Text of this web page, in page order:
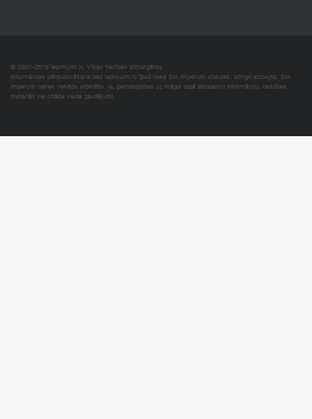
© 2007–2018 Iepirkumi.lv. Visas tiesības aizsargātas.
Informācijas pārpublicēšana bez iepirkumi.lv īpašnieka SIA Imperum atļaujas, stingri aizliegta. SIA
Imperum nenes nekādu atbildību, ja, pamatojoties uz mājas lapā atrodamo informāciju, radušies
materiāli vai citāda veida zaudējumi.